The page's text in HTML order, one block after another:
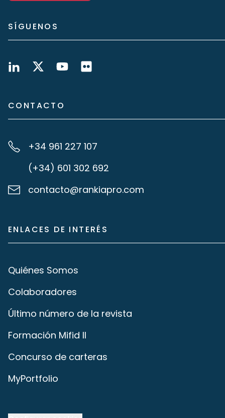
SÍGUENOS
CONTACTO
+34 961 227 107
(+34) 601 302 692
contacto@rankiapro.com
ENLACES DE INTERÉS
Quiénes Somos
Colaboradores
Último número de la revista
Formación Mifid II
Concurso de carteras
MyPortfolio